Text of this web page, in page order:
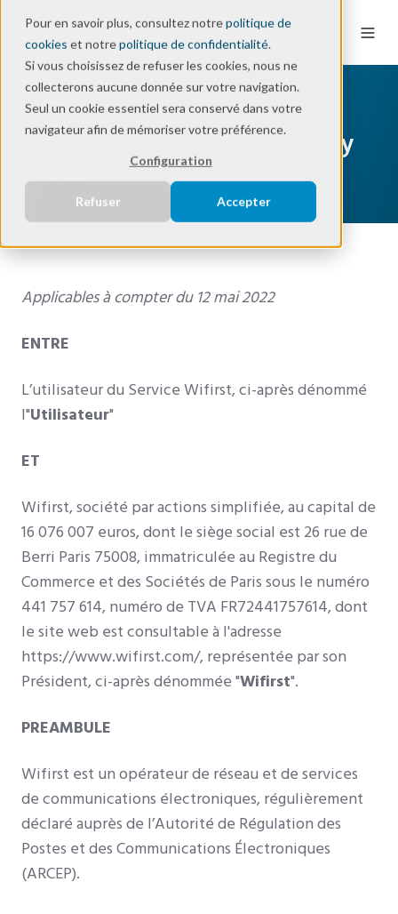
Pour en savoir plus, consultez notrepolitique de
cookies et notrepolitique de confidentialité.
Si vous choisissez de refuser les cookies, nous ne
collecterons aucune donnée sur votre navigation.
Seul un cookie essentiel sera conservé dans votre
navigateur afin de mémoriser votre préférence.
Configuration
Refuser Accepter
Conditions générales
d'utilisation PlanetCampus by
Crous
Applicables à compter du 12 mai 2022
ENTRE
L’utilisateur du Service Wifirst, ci-après dénommé
l"Utilisateur"
ET
Wifirst, société par actions simplifiée, au capital de
16 076 007 euros, dont le siège social est 26 rue de
Berri Paris 75008, immatriculée au Registre du
Commerce et des Sociétés de Paris sous le numéro
441 757 614, numéro de TVA FR72441757614, dont
le site web est consultable à l'adresse
https://www.wifirst.com/, représentée par son
Président, ci-après dénommée "Wifirst".
PREAMBULE
Wifirst est un opérateur de réseau et de services
de communications électroniques, régulièrement
déclaré auprès de l’Autorité de Régulation des
Postes et des Communications Électroniques
(ARCEP).